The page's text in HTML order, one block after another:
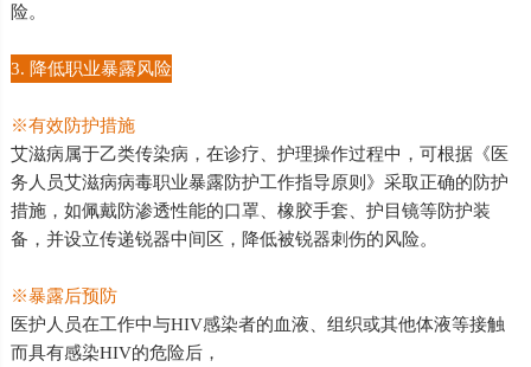
险。
3. 降低职业暴露风险
※有效防护措施
艾滋病属于乙类传染病，在诊疗、护理操作过程中，可根据《医
务人员艾滋病病毒职业暴露防护工作指导原则》采取正确的防护
措施，如佩戴防渗透性能的口罩、橡胶手套、护目镜等防护装
备，并设立传递锐器中间区，降低被锐器刺伤的风险。
※暴露后预防
医护人员在工作中与HIV感染者的血液、组织或其他体液等接触
而具有感染HIV的危险后，